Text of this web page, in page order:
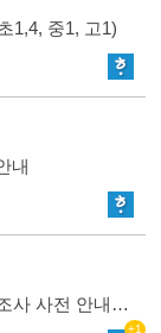
1,4, 중1, 고1)
내
2024년 청소년 미디어 이용습관 진단조사 사전 안내(초1, 초4, 중1, 고1)
+1